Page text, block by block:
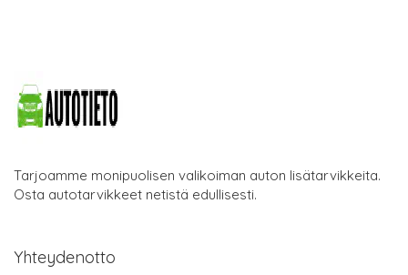
Tarjoamme monipuolisen valikoiman auton lisätarvikkeita.
Osta autotarvikkeet netistä edullisesti.
Yhteydenotto